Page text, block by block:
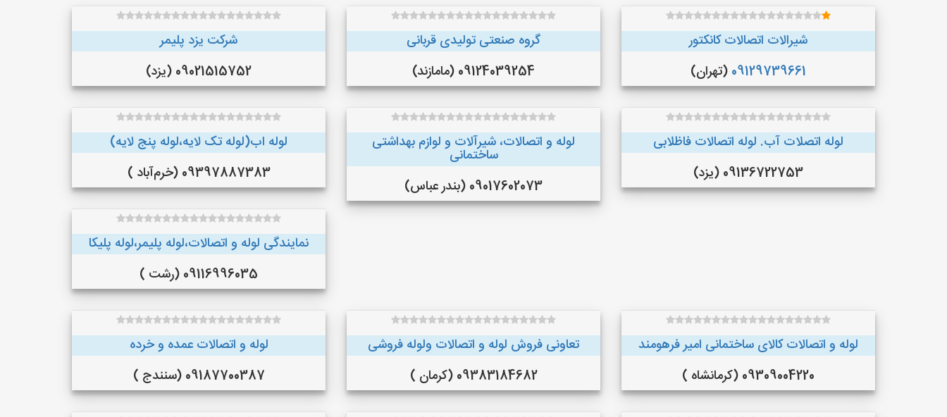
شیرالات اتصالات کانکتور
09129739661 (تهران)
گروه صنعتی تولیدی قربانی
09124039254 (مامازند)
شرکت یزد پلیمر
09021515752 (یزد)
لوله اتصلات آب. لوله اتصالات فاظلابی
09136722753 (یزد)
لوله و اتصالات، شیرآلات و لوازم بهداشتی
ساختمانی
09017602073 (بندر عباس)
لوله اب(لوله تک لایه،لوله پنج لایه)
09397887383 (خرم‌آباد )
نمایندگی لوله و اتصالات،لوله پلیمر،لوله پلیکا
09116996035 (رشت )
لوله و اتصالات کالای ساختمانی امیر فرهومند
09309004220 (کرمانشاه )
تعاونی فروش لوله و اتصالات ولوله فروشی
09383184682 (کرمان )
لوله و اتصالات عمده و خرده
09187700387 (سنندج )